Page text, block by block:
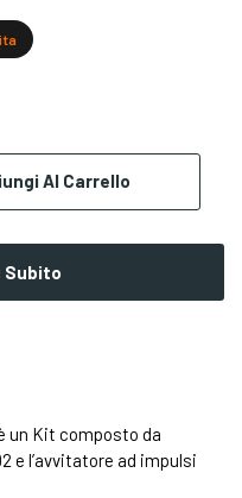
Al Carrello
Subito
un Kit composto da
e l’avvitatore ad impulsi